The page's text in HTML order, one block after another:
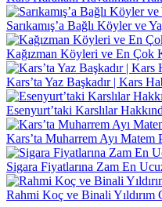
Sarıkamış’a Bağlı Köyler ve
Kağızman Köyleri ve En Çok
Kars’ta Yaz Başkadır | Kars
Esenyurt’taki Karslılar
Kars’ta Muharrem Ayı Matem
Sigara Fiyatlarına Zam En
Rahmi Koç ve Binali Yıldırım